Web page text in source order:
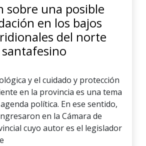
sobre una posible
en los bajos
del norte
santafesino
y el cuidado y protección
en la provincia es una tema
política. En ese sentido,
en la Cámara de
cuyo autor es el legislador